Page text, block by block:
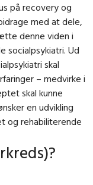
på recovery og
med at dele,
denne viden i
socialpsykiatri. Ud
skal
– medvirke i
skal kunne
en udvikling
og rehabiliterende